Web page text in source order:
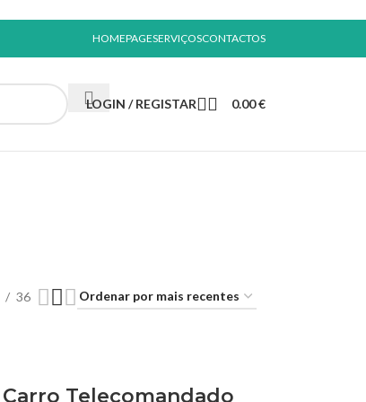
HOMEPAGESERVIÇOSCONTACTOS
LOGIN / REGISTAR 0.00€
36
Carro Telecomandado